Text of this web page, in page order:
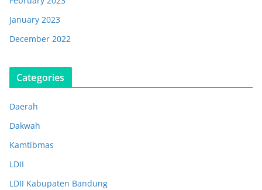
January 2023
December 2022
Categories
Daerah
Dakwah
Kamtibmas
LDII
LDII Kabupaten Bandung